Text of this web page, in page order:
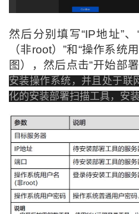
然后分别填写“IP地址”
（非root）”和“操作系统
图） ，然后点击“开始部
安装操作系统，并且处于联
化的安装部署扫描工具，安